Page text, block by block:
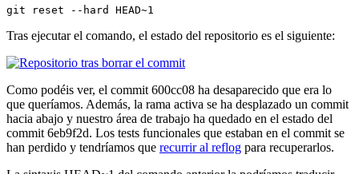
git reset --hard HEAD~1
Tras ejecutar el comando, el estado del repositorio es el siguiente:
Como podéis ver, el commit 600cc08 ha desaparecido que era lo
que queríamos. Además, la rama activa se ha desplazado un commit
hacia abajo y nuestro área de trabajo ha quedado en el estado del
commit 6eb9f2d. Los tests funcionales que estaban en el commit se
han perdido y tendríamos que recurrir al reflog para recuperarlos.